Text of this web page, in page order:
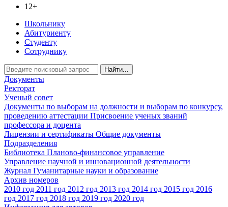
12+
Школьнику
Абитуриенту
Студенту
Сотруднику
Найти...
Документы
Ректорат
Ученый совет
Документы по выборам на должности и выборам по конкурсу,
проведению аттестации Присвоение ученых званий
профессора и доцента
Лицензии и сертификаты Общие документы
Подразделения
Библиотека Планово-финансовое управление
Управление научной и инновационной деятельности
Журнал Гуманитарные науки и образование
Архив номеров
2010 год 2011 год 2012 год 2013 год 2014 год 2015 год 2016
год 2017 год 2018 год 2019 год 2020 год